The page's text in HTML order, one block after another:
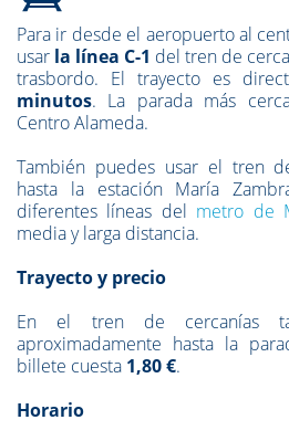
Para ir desde el aeropuerto al
usar la línea C-1 del tren de
trasbordo. El trayecto es
minutos. La parada más
Centro Alameda.
También puedes usar el tren
hasta la estación María
diferentes líneas del metro de
media y larga distancia.
Trayecto y precio
En el tren de cercanías
aproximadamente hasta la
billete cuesta 1,80€.
Horario